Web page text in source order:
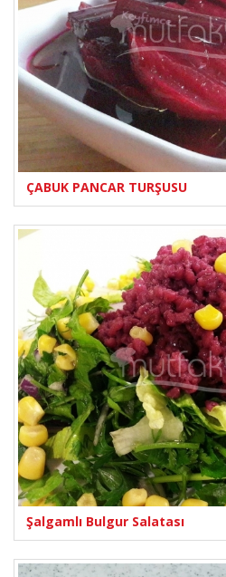
ÇABUK PANCAR TURŞUSU
Şalgamlı Bulgur Salatası